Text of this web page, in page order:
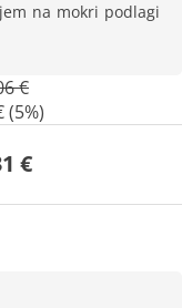
na mokri podlagi
€
(5%)
€